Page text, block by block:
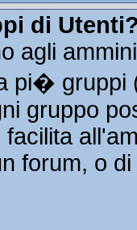
di
agli
pi� gruppi
gruppo
forum, o